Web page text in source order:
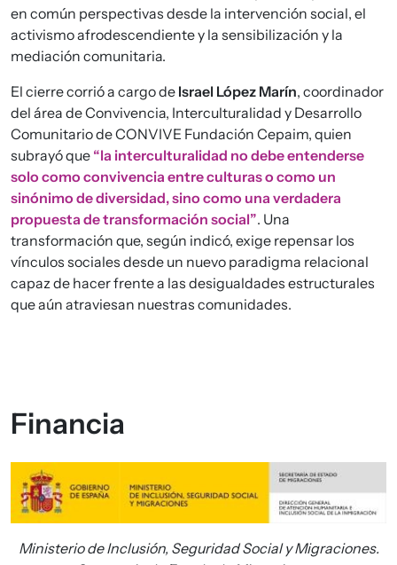
en común perspectivas desde la intervención social, el
activismo afrodescendiente y la sensibilización y la
mediación comunitaria.
El cierre corrió a cargo de Israel López Marín, coordinador
del área de Convivencia, Interculturalidad y Desarrollo
Comunitario de CONVIVE Fundación Cepaim, quien
subrayó que “la interculturalidad no debe entenderse
solo como convivencia entre culturas o como un
sinónimo de diversidad, sino como una verdadera
propuesta de transformación social”. Una
transformación que, según indicó, exige repensar los
vínculos sociales desde un nuevo paradigma relacional
capaz de hacer frente a las desigualdades estructurales
que aún atraviesan nuestras comunidades.
Financia
Imagen
Ministerio de Inclusión, Seguridad Social y Migraciones.